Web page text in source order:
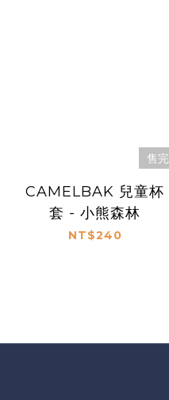
售完
CAMELBAK 兒童杯
套 - 小熊森林
NT$240